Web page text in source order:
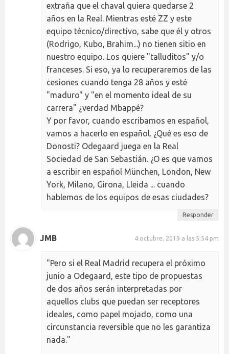
extraña que el chaval quiera quedarse 2
años en la Real. Mientras esté ZZ y este
equipo técnico/directivo, sabe que él y otros
(Rodrigo, Kubo, Brahim...) no tienen sitio en
nuestro equipo. Los quiere "talluditos" y/o
franceses. Si eso, ya lo recuperaremos de las
cesiones cuando tenga 28 años y esté
"maduro" y "en el momento ideal de su
carrera" ¿verdad Mbappé?
Y por favor, cuando escribamos en español,
vamos a hacerlo en español. ¿Qué es eso de
Donosti? Odegaard juega en la Real
Sociedad de San Sebastián. ¿O es que vamos
a escribir en español München, London, New
York, Milano, Girona, Lleida ... cuando
hablemos de los equipos de esas ciudades?
Responder
JMB 4 octubre, 2019 a las 5:54 pm
"Pero si el Real Madrid recupera el próximo
junio a Odegaard, este tipo de propuestas
de dos años serán interpretadas por
aquellos clubs que puedan ser receptores
ideales, como papel mojado, como una
circunstancia reversible que no les garantiza
nada."